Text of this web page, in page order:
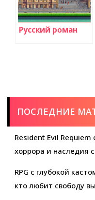
Русский роман
ПОСЛЕДНИЕ
Resident Evil
хоррора и наследия
RPG с глубокой
кто любит свободу